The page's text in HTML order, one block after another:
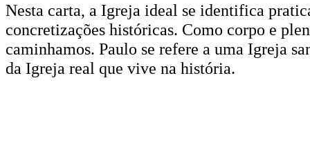
Nesta carta, a Igreja ideal se identifica
concretizações históricas. Como corpo e
caminhamos. Paulo se refere a uma Igreja
da Igreja real que vive na história.